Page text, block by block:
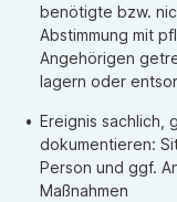
benötigte bzw.
Abstimmung mit
Angehörigen
lagern oder
Ereignis sachlich,
dokumentieren:
Person und ggf.
Maßnahmen